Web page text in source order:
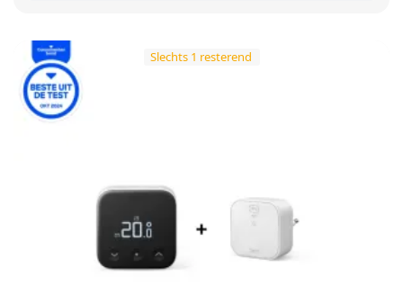
Slechts 1 resterend